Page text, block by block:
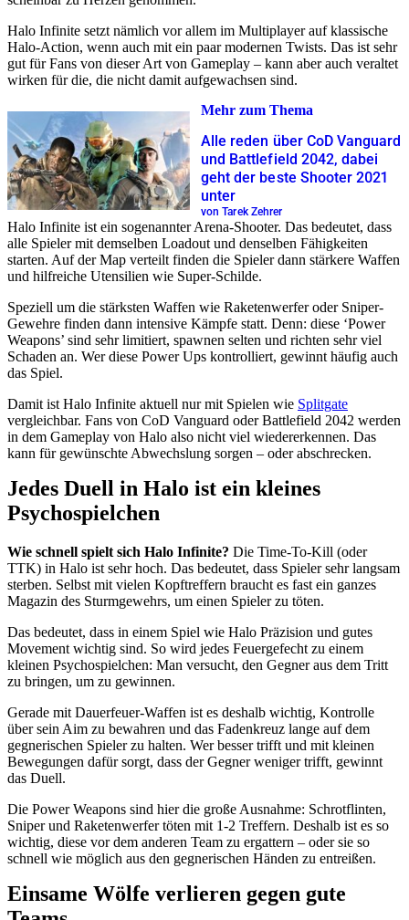
Halo Infinite setzt nämlich vor allem im Multiplayer auf klassische
Halo-Action, wenn auch mit ein paar modernen Twists. Das ist sehr
gut für Fans von dieser Art von Gameplay – kann aber auch veraltet
wirken für die, die nicht damit aufgewachsen sind.
Mehr zum Thema
Alle reden über CoD Vanguard
und Battlefield 2042, dabei
geht der beste Shooter 2021
unter
von Tarek Zehrer
Halo Infinite ist ein sogenannter Arena-Shooter. Das bedeutet, dass
alle Spieler mit demselben Loadout und denselben Fähigkeiten
starten. Auf der Map verteilt finden die Spieler dann stärkere Waffen
und hilfreiche Utensilien wie Super-Schilde.
Speziell um die stärksten Waffen wie Raketenwerfer oder Sniper-
Gewehre finden dann intensive Kämpfe statt. Denn: diese ‘Power
Weapons’ sind sehr limitiert, spawnen selten und richten sehr viel
Schaden an. Wer diese Power Ups kontrolliert, gewinnt häufig auch
das Spiel.
Damit ist Halo Infinite aktuell nur mit Spielen wie Splitgate
vergleichbar. Fans von CoD Vanguard oder Battlefield 2042 werden
in dem Gameplay von Halo also nicht viel wiedererkennen. Das
kann für gewünschte Abwechslung sorgen – oder abschrecken.
Jedes Duell in Halo ist ein kleines
Psychospielchen
Wie schnell spielt sich Halo Infinite? Die Time-To-Kill (oder
TTK) in Halo ist sehr hoch. Das bedeutet, dass Spieler sehr langsam
sterben. Selbst mit vielen Kopftreffern braucht es fast ein ganzes
Magazin des Sturmgewehrs, um einen Spieler zu töten.
Das bedeutet, dass in einem Spiel wie Halo Präzision und gutes
Movement wichtig sind. So wird jedes Feuergefecht zu einem
kleinen Psychospielchen: Man versucht, den Gegner aus dem Tritt
zu bringen, um zu gewinnen.
Gerade mit Dauerfeuer-Waffen ist es deshalb wichtig, Kontrolle
über sein Aim zu bewahren und das Fadenkreuz lange auf dem
gegnerischen Spieler zu halten. Wer besser trifft und mit kleinen
Bewegungen dafür sorgt, dass der Gegner weniger trifft, gewinnt
das Duell.
Die Power Weapons sind hier die große Ausnahme: Schrotflinten,
Sniper und Raketenwerfer töten mit 1-2 Treffern. Deshalb ist es so
wichtig, diese vor dem anderen Team zu ergattern – oder sie so
schnell wie möglich aus den gegnerischen Händen zu entreißen.
Einsame Wölfe verlieren gegen gute